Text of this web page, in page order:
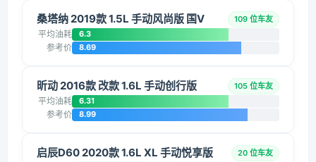
桑塔纳 2019款 1.5L 手动风尚版 国V 109 位车友
平均油耗 6.3
参考价 8.69
昕动 2016款 改款 1.6L 手动创行版 105 位车友
平均油耗 6.31
参考价 8.99
启辰D60 2020款 1.6L XL 手动悦享版 20 位车友